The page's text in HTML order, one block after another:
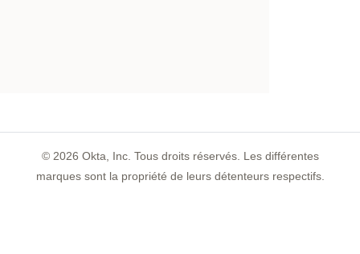
© 2026 Okta, Inc. Tous droits réservés. Les différentes
marques sont la propriété de leurs détenteurs respectifs.